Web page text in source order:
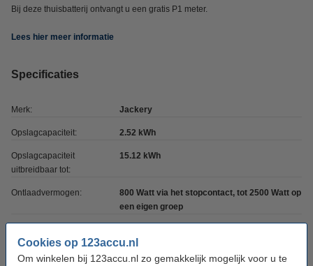
Cookies op 123accu.nl
Om winkelen bij 123accu.nl zo gemakkelijk mogelijk voor u te
Bij deze thuisbatterij ontvangt u een gratis P1 meter.
Lees hier meer informatie
Specificaties
Merk: Jackery
Opslagcapaciteit: 2.52 kWh
Opslagcapaciteit
uitbreidbaar tot:
15.12 kWh
Ontlaadvermogen:
800 Watt via het stopcontact, tot 2500 Watt op
een eigen groep
Type: Thuisbatterij